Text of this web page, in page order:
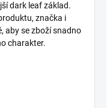
dark leaf základ.
značka i
aby se zboží snadno
charakter.